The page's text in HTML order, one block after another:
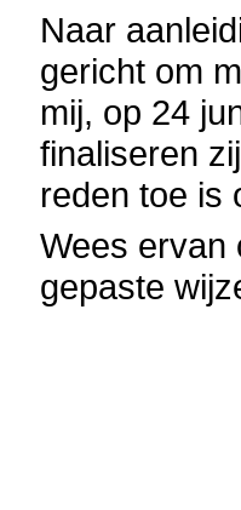
Naar
gericht om
mij, op 24
finaliseren
reden toe is
Wees ervan
gepaste